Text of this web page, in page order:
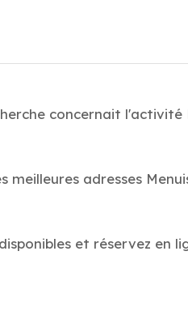
concernait l'activité
adresses
et réservez en